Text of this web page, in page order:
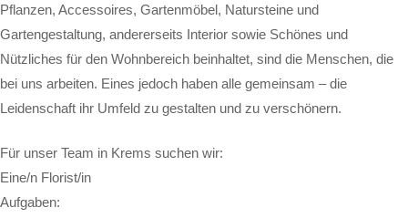
Pflanzen, Accessoires, Gartenmöbel, Natursteine und
Gartengestaltung, andererseits Interior sowie Schönes und
Nützliches für den Wohnbereich beinhaltet, sind die Menschen, die
bei uns arbeiten. Eines jedoch haben alle gemeinsam – die
Leidenschaft ihr Umfeld zu gestalten und zu verschönern.
Für unser Team in Krems suchen wir:
Eine/n Florist/in
Aufgaben: